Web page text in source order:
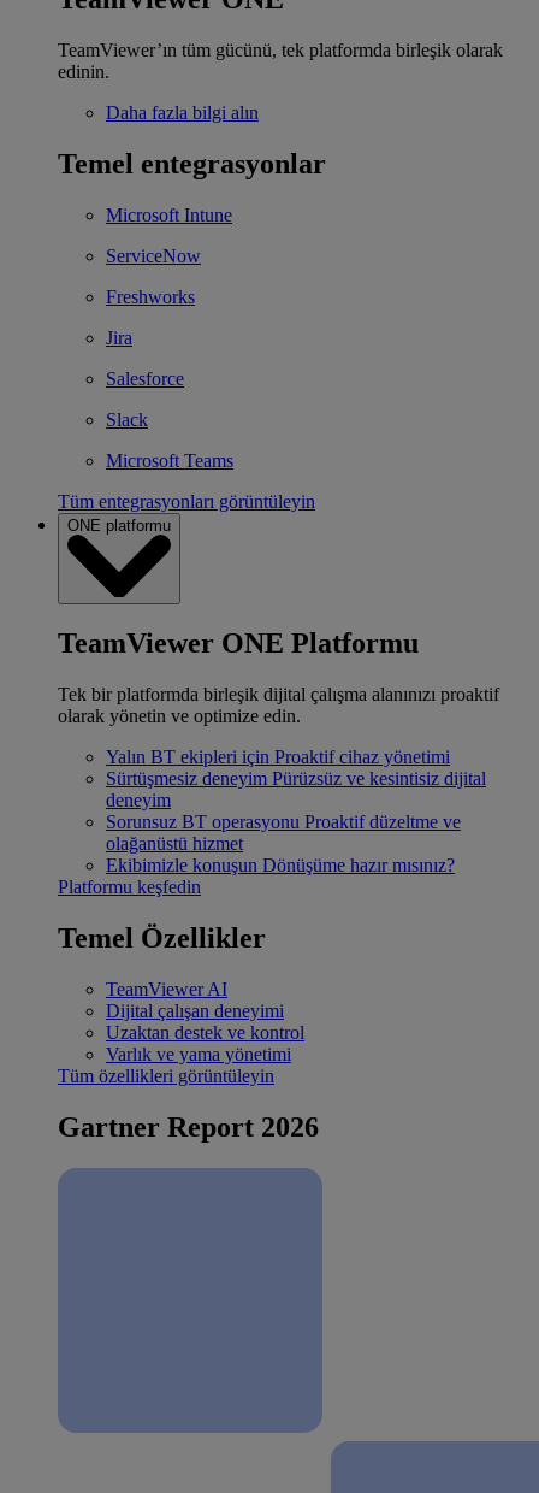
TeamViewer’ın tüm gücünü, tek platformda birleşik olarak
edinin.
Daha fazla bilgi alın
Temel entegrasyonlar
Microsoft Intune
ServiceNow
Freshworks
Jira
Salesforce
Slack
Microsoft Teams
Tüm entegrasyonları görüntüleyin
ONE platformu
TeamViewer ONE Platformu
Tek bir platformda birleşik dijital çalışma alanınızı proaktif
olarak yönetin ve optimize edin.
Yalın BT ekipleri için Proaktif cihaz yönetimi
Sürtüşmesiz deneyim Pürüzsüz ve kesintisiz dijital
deneyim
Sorunsuz BT operasyonu Proaktif düzeltme ve
olağanüstü hizmet
Ekibimizle konuşun Dönüşüme hazır mısınız?
Platformu keşfedin
Temel Özellikler
TeamViewer AI
Dijital çalışan deneyimi
Uzaktan destek ve kontrol
Varlık ve yama yönetimi
Tüm özellikleri görüntüleyin
Gartner Report 2026